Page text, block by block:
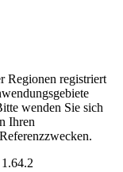
Regionen registriert
wenden Sie sich
Ihren
1.64.2